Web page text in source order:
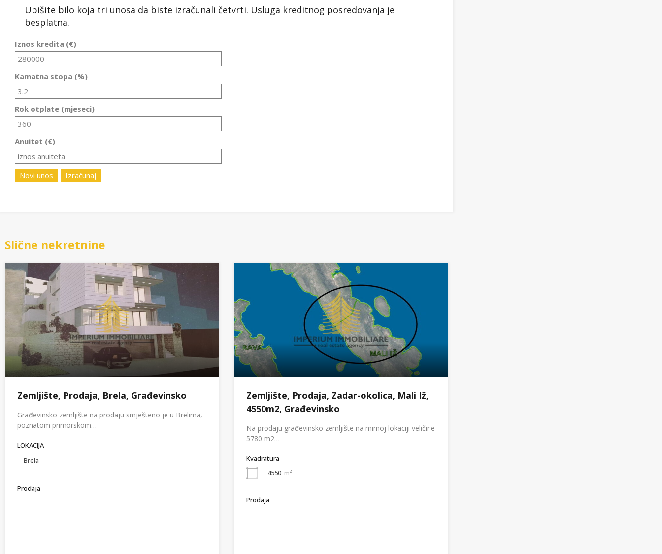
Upišite bilo koja tri unosa da biste izračunali četvrti. Usluga kreditnog posredovanja je
besplatna.
Iznos kredita (€)
Kamatna stopa (%)
Rok otplate (mjeseci)
Anuitet (€)
Novi unos Izračunaj
Slične nekretnine
Zemljište, Prodaja, Brela, Građevinsko
Građevinsko zemljište na prodaju smješteno je u Brelima,
poznatom primorskom…
LOKACIJA
Brela
Prodaja
Zemljište, Prodaja, Zadar-okolica, Mali Iž,
4550m2, Građevinsko
Na prodaju građevinsko zemljište na mirnoj lokaciji veličine
5780 m2…
Kvadratura
4550 m²
Prodaja